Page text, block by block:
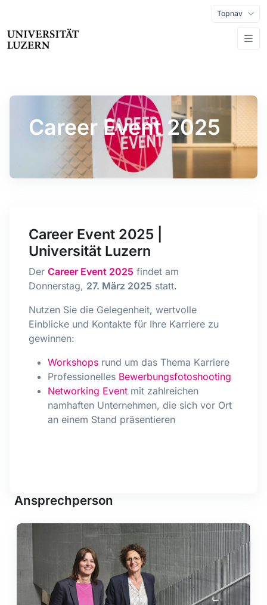
Topnav
Career Event 2025
Career Event 2025 |
Universität Luzern
Der Career Event 2025 findet am
Donnerstag, 27. März 2025 statt.
Nutzen Sie die Gelegenheit, wertvolle
Einblicke und Kontakte für Ihre Karriere zu
gewinnen:
Workshops rund um das Thema Karriere
Professionelles Bewerbungsfotoshooting
Networking Event mit zahlreichen
namhaften Unternehmen, die sich vor Ort
an einem Stand präsentieren
Ansprechperson